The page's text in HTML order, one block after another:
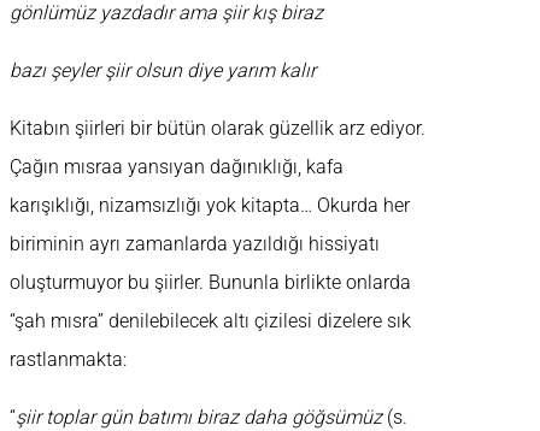
gönlümüz yazdadır ama şiir kış biraz
bazı şeyler şiir olsun diye yarım kalır
Kitabın şiirleri bir bütün olarak güzellik arz ediyor.
Çağın mısraa yansıyan dağınıklığı, kafa
karışıklığı, nizamsızlığı yok kitapta… Okurda her
biriminin ayrı zamanlarda yazıldığı hissiyatı
oluşturmuyor bu şiirler. Bununla birlikte onlarda
“şah mısra” denilebilecek altı çizilesi dizelere sık
rastlanmakta:
“şiir toplar gün batımı biraz daha göğsümüz(s.